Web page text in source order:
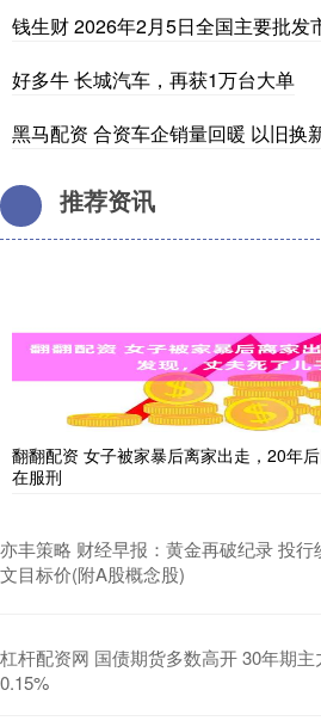
钱生财 2026年2月5日全国主要批发
好多牛 长城汽车，再获1万台大单
黑马配资 合资车企销量回暖 以旧换
推荐资讯
翻翻配资 女子被家暴后离家出走，20年
在服刑
亦丰策略 财经早报：黄金再破纪录 投行
文目标价(附A股概念股)
杠杆配资网 国债期货多数高开 30年期主
0.15%